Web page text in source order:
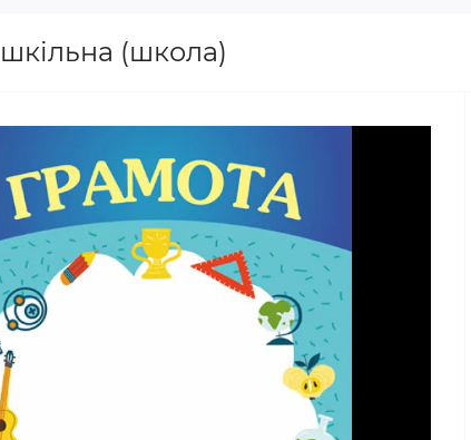
(школа)